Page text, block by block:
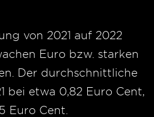
von 2021 auf 2022
Euro bzw. starken
Der durchschnittliche
bei etwa 0,82 Euro Cent,
Euro Cent.